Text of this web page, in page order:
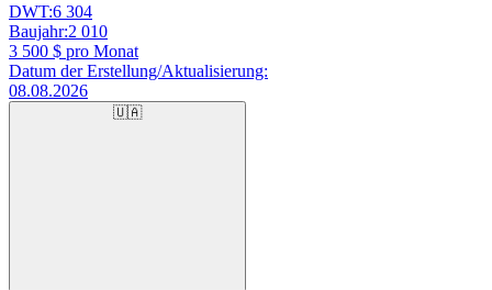
DWT:6 304
Baujahr:2 010
3 500 $ pro Monat
Datum der Erstellung/Aktualisierung:
08.08.2026
🇺🇦